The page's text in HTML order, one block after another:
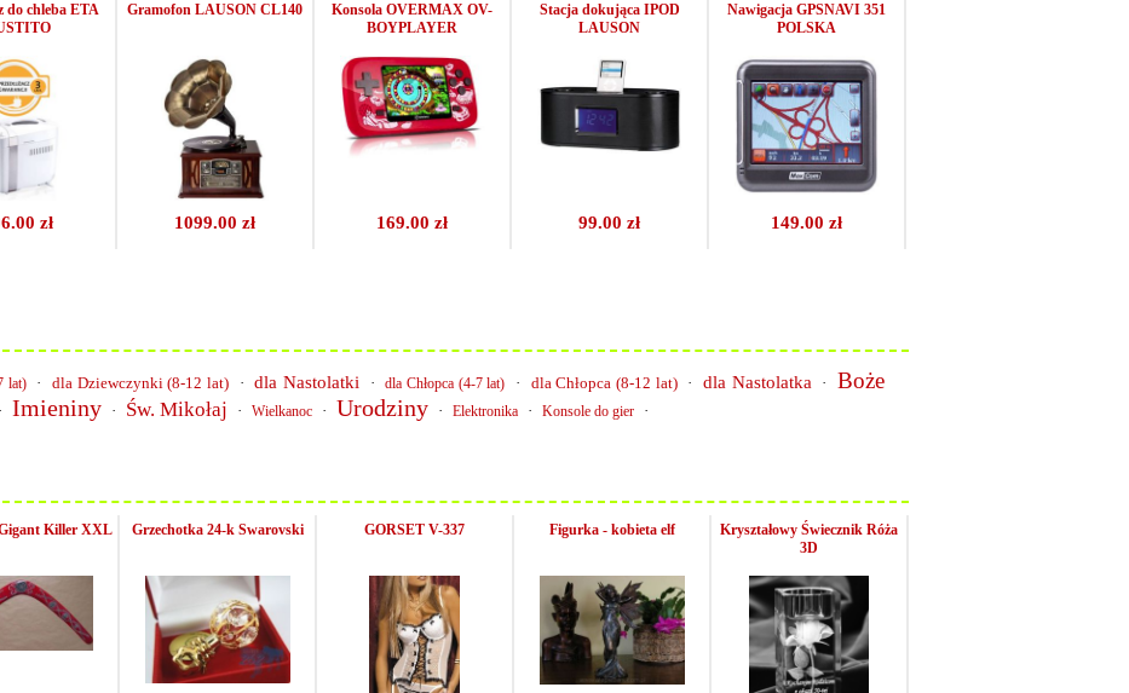
zł
do chleba ETA
1099.00 zł
Gramofon LAUSON CL140
169.00 zł
Konsola OVERMAX OV-
BOYPLAYER
99.00 zł
Stacja dokująca IPOD
LAUSON
149.00 zł
Nawigacja GPSNAVI 351
POLSKA
lat) · dla Dziewczynki (8-12 lat) · dla Nastolatki · dla Chłopca (4-7 lat) · dla Chłopca (8-12 lat) · dla Nastolatka ·
Boże
· Imieniny · Św. Mikołaj · Wielkanoc · Urodziny · Elektronika · Konsole do gier ·
Killer XXL Grzechotka 24-k Swarovski GORSET V-337 Figurka - kobieta elf
Kryształowy Świecznik Róża
3D